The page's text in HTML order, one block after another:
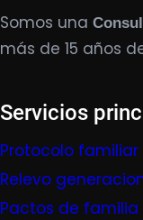
Somos una
más de 15 años
Servicios
Protocolo familiar
Relevo
Pactos de familia